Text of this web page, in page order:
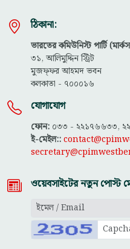
ঠিকানা:
ভারতের কমিউনিস্ট পার্টি
৩১, আলিমুদ্দিন স্ট্রিট
মুজফ্ফ‌র আহমদ ভবন
কলকাতা - ৭০০০১৬
যোগাযোগ
ফোন: ০৩৩ - ২২১৭৬৬৩৩,
ই-মেইল::
ওয়েবসাইটের নতুন পোস্ট